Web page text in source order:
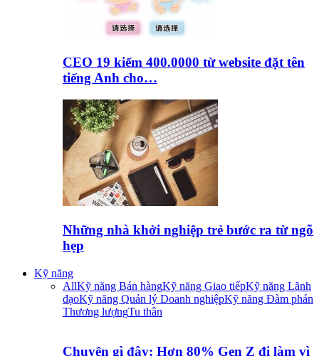
CEO 19 kiếm 400.0000 từ website đặt tên
tiếng Anh cho…
Những nhà khởi nghiệp trẻ bước ra từ ngõ
hẹp
Kỹ năng
AllKỹ năng Bán hàngKỹ năng Giao tiếpKỹ năng Lãnh
đạoKỹ năng Quản lý Doanh nghiệpKỹ năng Đàm phán
Thương lượngTu thân
Chuyện gì đây: Hơn 80% Gen Z đi làm vì